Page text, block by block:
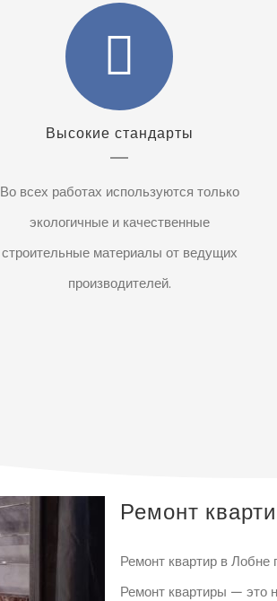
Высокие стандарты
Во всех работах используются только
экологичные и качественные
строительные материалы от ведущих
производителей.
Ремонт
Ремонт квартир в
Ремонт квартиры — это